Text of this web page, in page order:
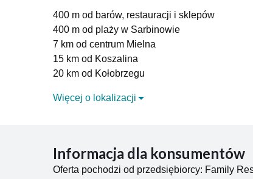
400 m od barów, restauracji i sklepów
400 m od plaży w Sarbinowie
7 km od centrum Mielna
15 km od Koszalina
20 km od Kołobrzegu
ATRAKCJE OKOLICY
morskiej w Gąskach. No i koniecznie trzeba
Więcej o lokalizacji
Informacja dla konsumentów
Oferta pochodzi od przedsiębiorcy: Family